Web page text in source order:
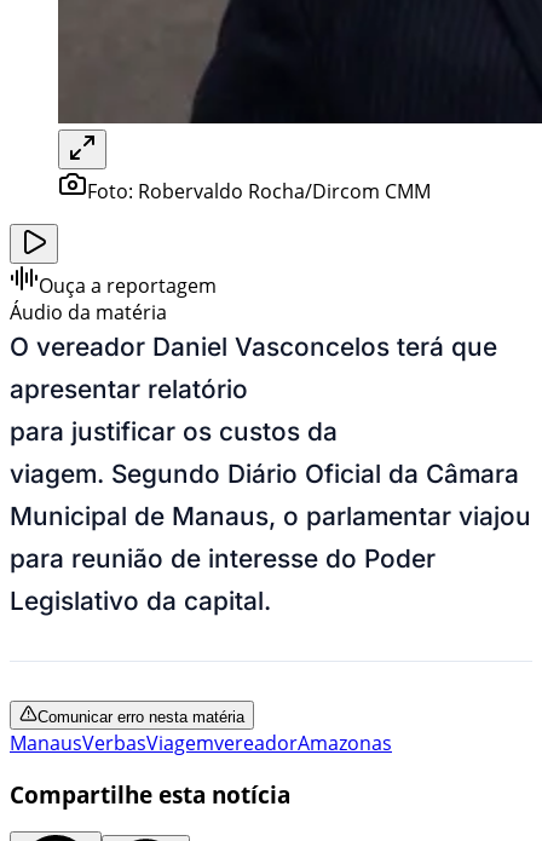
Foto: Robervaldo Rocha/Dircom CMM
Ouça a reportagem
Áudio da matéria
O vereador Daniel Vasconcelos terá que
apresentar relatório
para justificar os custos da
viagem. Segundo Diário Oficial da Câmara
Municipal de Manaus, o parlamentar viajou
para reunião de interesse do Poder
Legislativo da capital.
Comunicar erro nesta matéria
ManausVerbasViagemvereadorAmazonas
Compartilhe esta notícia